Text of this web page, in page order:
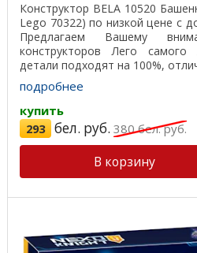
Конструктор BELA 10520
Lego 70322) по низкой цене с
Предлагаем Вашему
конструкторов Лего самого
детали подходят на 100%,
подробнее
купить
293 бел. руб. 380бел. руб.
В корзину